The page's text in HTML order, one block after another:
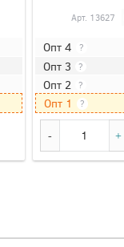
Арт. 13627
Опт 4 ?
Опт 3 ?
Опт 2 ?
Опт 1 ?